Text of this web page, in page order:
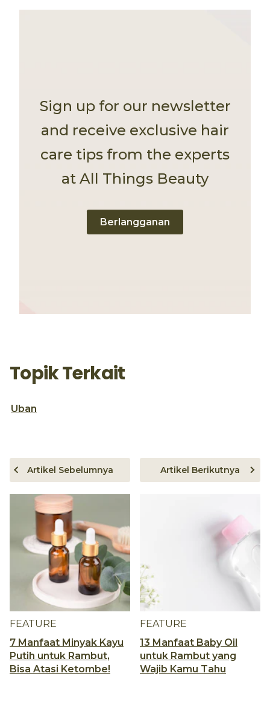
Sign up for our newsletter
and receive exclusive hair
care tips from the experts
at All Things Beauty
Berlangganan
Topik Terkait
Uban
FEATURE
7 Manfaat Minyak Kayu
Putih untuk Rambut,
Bisa Atasi Ketombe!
Artikel Sebelumnya
FEATURE
13 Manfaat Baby Oil
untuk Rambut yang
Wajib Kamu Tahu
Artikel Berikutnya